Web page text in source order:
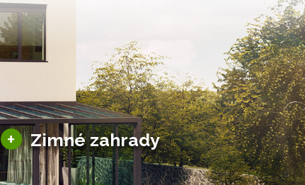
+ Zimné zahrady
Sezónne zimné záhrady
Hliníkové zimné záhrady
Posuvné zimné záhrady